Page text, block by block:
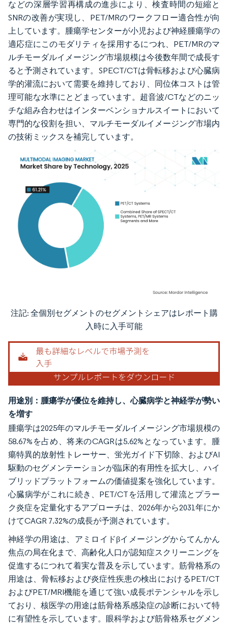
などの深層学習再構成の進歩により、検査時間の短縮と
SNRの改善が実現し、PET/MRのワークフロー適合性が向
上しています。腫瘍学センターが小児および神経腫瘍学の
適応症にこのモダリティを採用するにつれ、PET/MRのマ
ルチモーダルイメージング市場規模は今後数年間で成長す
ると予測されています。SPECT/CTは骨転移および心臓病
学的灌流において需要を維持しており、同位体コストは管
理可能な水準にとどまっています。超音波/CTなどのニッ
チな組み合わせはインターベンショナルスイートにおいて
専門的な役割を担い、マルチモーダルイメージング市場内
の技術ミックスを補完しています。
画像 © Mordor Intelligence。再利用にはCC BY 4.0の表示が必要です。
注記: 全個別セグメントのセグメントシェアはレポート購
入時に入手可能
用途別：腫瘍学が優位を維持し、心臓病学と神経学が勢い
を増す
腫瘍学は2025年のマルチモーダルイメージング市場規模の
58.67%を占め、将来のCAGRは5.62%となっています。腫
瘍特異的放射性トレーサー、蛍光ガイド下切除、およびAI
駆動のセグメンテーションが臨床的有用性を拡大し、ハイ
ブリッドプラットフォームの価値提案を強化しています。
心臓病学がこれに続き、PET/CTを活用して灌流とプラー
ク炎症を定量化するアプローチは、2026年から2031年にか
けてCAGR 7.32%の成長が予測されています。
神経学の用途は、アミロイドβイメージングからてんかん
焦点の局在化まで、高齢化人口が認知症スクリーニングを
促進するにつれて着実な普及を示しています。筋骨格系の
用途は、骨転移および炎症性疾患の検出におけるPET/CT
およびPET/MRI機能を通じて強い成長ポテンシャルを示し
ており、核医学の用途は筋骨格系感染症の診断において特
に有望性を示しています。眼科学および筋骨格系セグメン